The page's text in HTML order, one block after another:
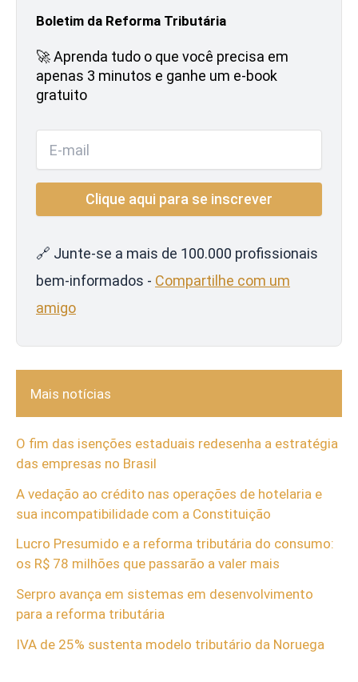
Boletim da Reforma Tributária
🚀 Aprenda tudo o que você precisa em
apenas 3 minutos e ganhe um e-book
gratuito
🔗 Junte-se a mais de 100.000 profissionais
bem-informados - Compartilhe com um
amigo
Mais notícias
O fim das isenções estaduais redesenha a estratégia
das empresas no Brasil
A vedação ao crédito nas operações de hotelaria e
sua incompatibilidade com a Constituição
Lucro Presumido e a reforma tributária do consumo:
os R$ 78 milhões que passarão a valer mais
Serpro avança em sistemas em desenvolvimento
para a reforma tributária
IVA de 25% sustenta modelo tributário da Noruega